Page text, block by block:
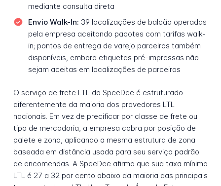
mediante consulta direta
Envio Walk-In: 39 localizações de balcão operadas
pela empresa aceitando pacotes com tarifas walk-
in; pontos de entrega de varejo parceiros também
disponíveis, embora etiquetas pré-impressas não
sejam aceitas em localizações de parceiros
O serviço de frete LTL da SpeeDee é estruturado
diferentemente da maioria dos provedores LTL
nacionais. Em vez de precificar por classe de frete ou
tipo de mercadoria, a empresa cobra por posição de
palete e zona, aplicando a mesma estrutura de zona
baseada em distância usada para seu serviço padrão
de encomendas. A SpeeDee afirma que sua taxa mínima
LTL é 27 a 32 por cento abaixo da maioria das principais